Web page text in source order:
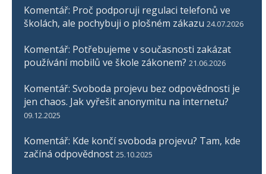
Komentář: Proč podporuji regulaci telefonů ve
školách, ale pochybuji o plošném zákazu 24.07.2026
Komentář: Potřebujeme v současnosti zakázat
používání mobilů ve škole zákonem? 21.06.2026
Komentář: Svoboda projevu bez odpovědnosti je
jen chaos. Jak vyřešit anonymitu na internetu?
09.12.2025
Komentář: Kde končí svoboda projevu? Tam, kde
začíná odpovědnost 25.10.2025